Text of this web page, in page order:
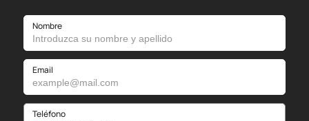
Nombre
Email
Teléfono